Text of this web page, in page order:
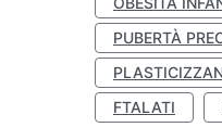
PUBERTÀ
FTALATI